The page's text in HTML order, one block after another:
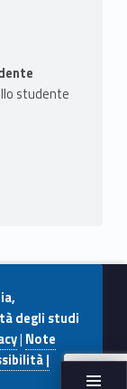
studente
degli studi
| Note
|